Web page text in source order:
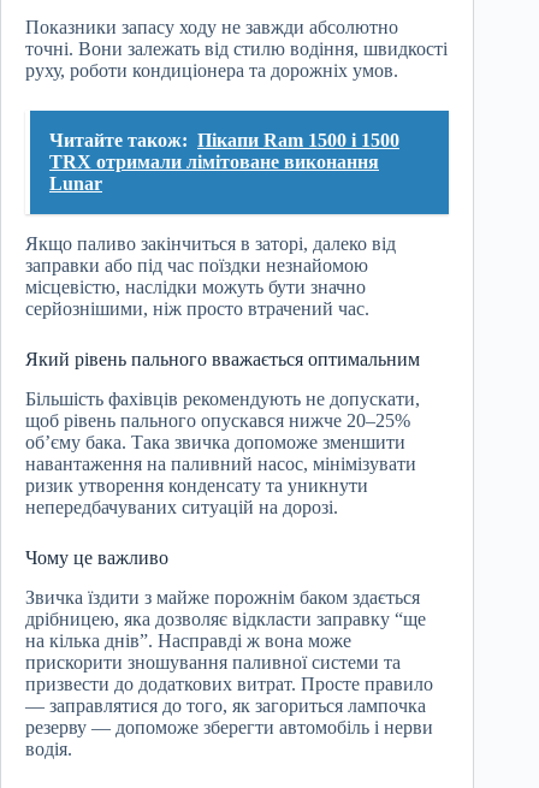
Показники запасу ходу не завжди абсолютно
точні. Вони залежать від стилю водіння, швидкості
руху, роботи кондиціонера та дорожніх умов.
Читайте також: Пікапи Ram 1500 і 1500
TRX отримали лімітоване виконання
Lunar
Якщо паливо закінчиться в заторі, далеко від
заправки або під час поїздки незнайомою
місцевістю, наслідки можуть бути значно
серйознішими, ніж просто втрачений час.
Який рівень пального вважається оптимальним
Більшість фахівців рекомендують не допускати,
щоб рівень пального опускався нижче 20–25%
об’єму бака. Така звичка допоможе зменшити
навантаження на паливний насос, мінімізувати
ризик утворення конденсату та уникнути
непередбачуваних ситуацій на дорозі.
Чому це важливо
Звичка їздити з майже порожнім баком здається
дрібницею, яка дозволяє відкласти заправку “ще
на кілька днів”. Насправді ж вона може
прискорити зношування паливної системи та
призвести до додаткових витрат. Просте правило
— заправлятися до того, як загориться лампочка
резерву — допоможе зберегти автомобіль і нерви
водія.